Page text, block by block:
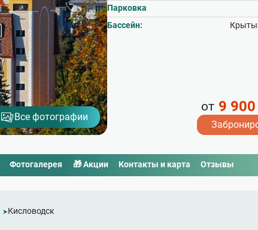
Все фотографии
Парковка
Бассейн:
от 9 900
Фотогалерея 🎁 Акции Контакты и карта Отзывы
Кисловодск